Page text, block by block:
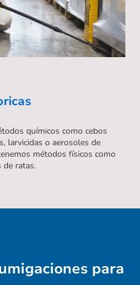
químicos como cebos
larvicidas o aerosoles de
métodos físicos como
de ratas.
para